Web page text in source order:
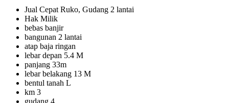
Jual Cepat Ruko, Gudang 2 lantai
Hak Milik
bebas banjir
bangunan 2 lantai
atap baja ringan
lebar depan 5.4 M
panjang 33m
lebar belakang 13 M
bentul tanah L
km 3
gudang 4